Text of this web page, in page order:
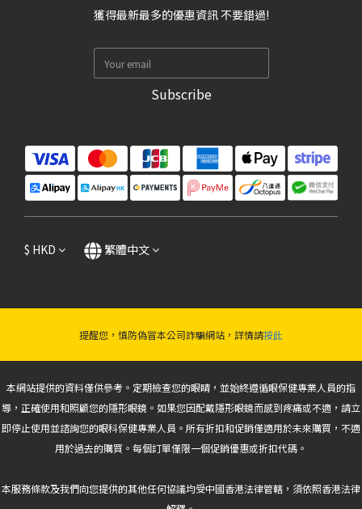
獲得最新最多的優惠資訊 不要錯過!
Subscribe
$ HKD 繁體中文
提醒您，慎防偽冒本公司詐騙網站，詳情請按此
本網站提供的資料僅供參考。定期檢查您的眼睛，並始終遵循眼保健專業人員的指
導，正確使用和照顧您的隱形眼鏡。如果您因配戴隱形眼鏡而感到疼痛或不適，請立
即停止使用並諮詢您的眼科保健專業人員。所有折扣和促銷僅適用於未來購買，不適
用於過去的購買。每個訂單僅限一個促銷優惠或折扣代碼。
本服務條款及我們向您提供的其他任何協議均受中國香港法律管轄，須依照香港法律